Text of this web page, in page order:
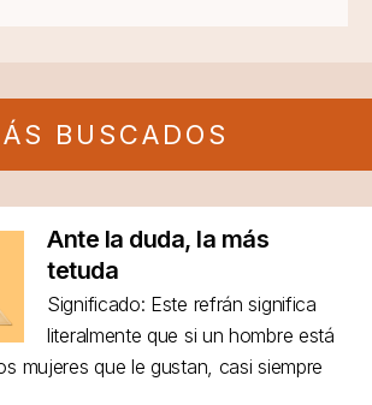
BUSCADOS
Ante la duda, la más
tetuda
Significado: Este refrán significa
literalmente que si un hombre está
mujeres que le gustan, casi siempre